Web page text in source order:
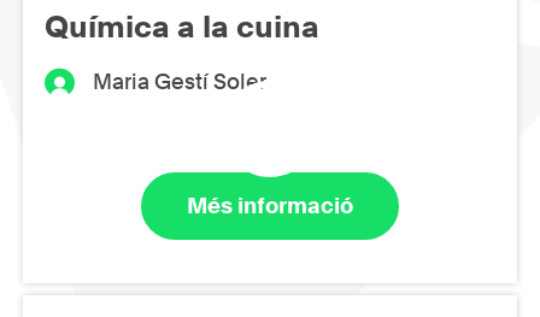
Química a la cuina
Maria Gestí Soler
Més informació